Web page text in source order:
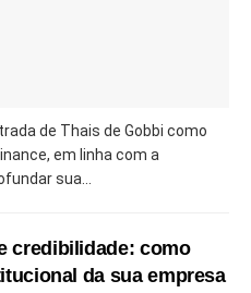
de Thais de Gobbi como
em linha com a
sua...
credibilidade: como
da sua empresa